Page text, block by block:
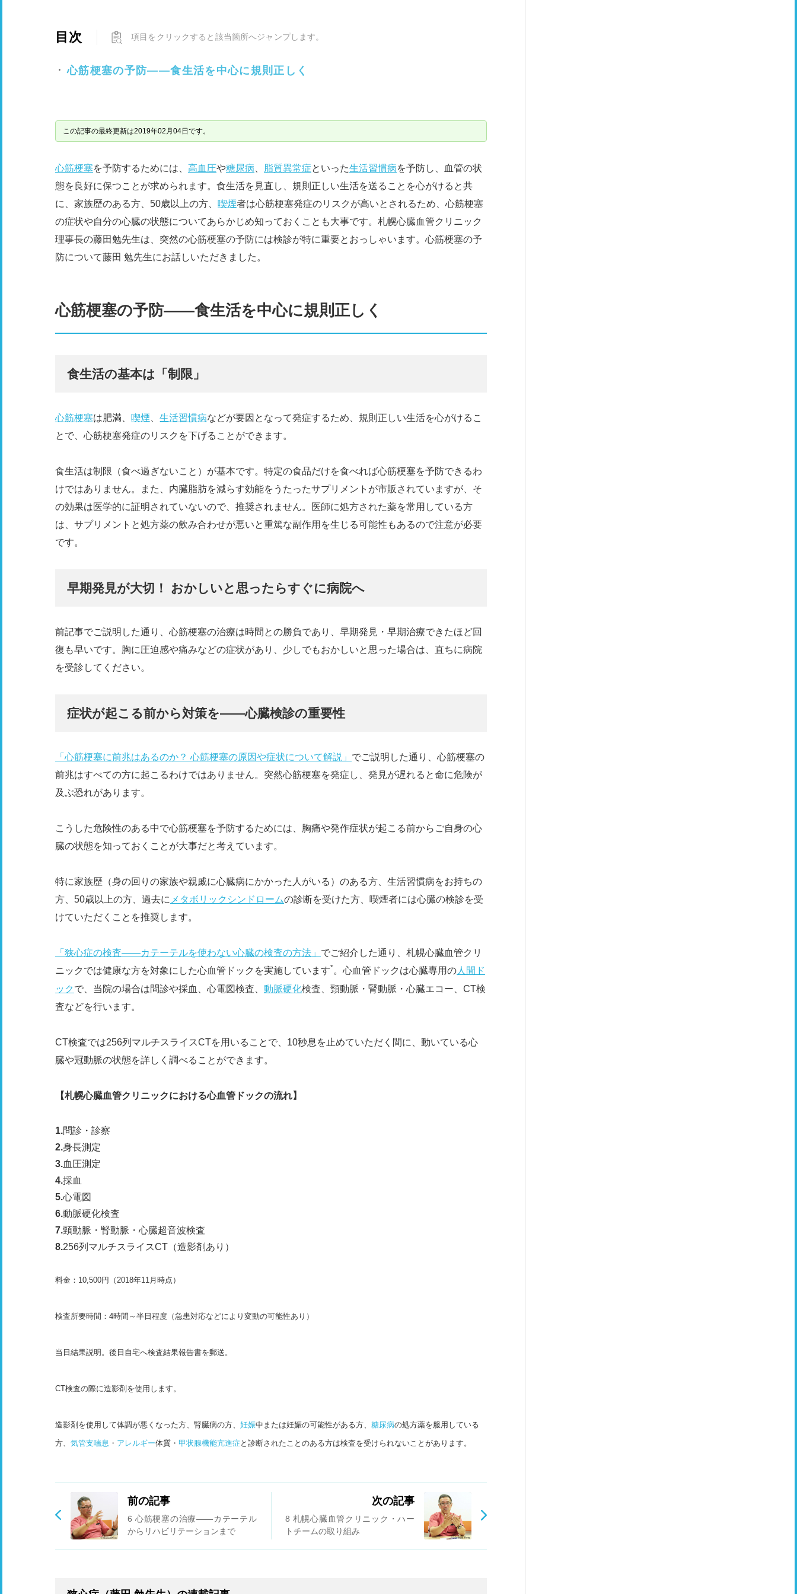
目次 項目をクリックすると該当箇所へジャンプします。
心筋梗塞の予防――​​食生活を中心に規則正しく
この記事の最終更新は2019年02月04日です。
心筋梗塞を予防するためには、 高血圧や糖尿病 脂質異常症といった生活習慣病を予防し、血管の状
態を良好に保つことが求められます。食生活を見直し、規則正しい生活を送ることを心がけると共
に、家族歴のある方、50歳以上の方、 喫煙者は心筋梗塞発症のリスクが高いとされるため、心筋梗塞
の症状や自分の心臓の状態についてあらかじめ知っておくことも大事です。札幌心臓血管クリニック
理事長の藤田勉先生は、突然の心筋梗塞の予防には検診が特に重要とおっしゃいます。心筋梗塞の予
防について藤田 勉先生にお話しいただきました。
心筋梗塞の予防――​​食生活を中心に規則正しく
食生活の基本は「制限」
心筋梗塞は肥満、 喫煙 生活習慣病などが要因となって発症するため、規則正しい生活を心がけるこ
とで、心筋梗塞発症のリスクを下げることができます。
食生活は制限（食べ過ぎないこと）が基本です。特定の食品だけを食べれば心筋梗塞を予防できるわ
けではありません。また、内臓脂肪を減らす効能をうたったサプリメントが市販されていますが、そ
の効果は医学的に証明されていないので、推奨されません。医師に処方された薬を常用している方
は、サプリメントと処方薬の飲み合わせが悪いと重篤な副作用を生じる可能性もあるので注意が必要
です。
早期発見が大切！ おかしいと思ったらすぐに病院へ
前記事でご説明した通り、心筋梗塞の治療は時間との勝負であり、早期発見・早期治療できたほど回
復も早いです。胸に圧迫感や痛みなどの症状があり、少しでもおかしいと思った場合は、直ちに病院
を受診してください。
症状が起こる前から対策を――​​心臓検診の重要性
「心筋梗塞に前兆はあるのか？ 心筋梗塞の原因や症状について解説」 でご説明した通り、心筋梗塞の
前兆はすべての方に起こるわけではありません。突然心筋梗塞を発症し、発見が遅れると命に危険が
及ぶ恐れがあります。
こうした危険性のある中で心筋梗塞を予防するためには、胸痛や発作症状が起こる前からご自身の心
臓の状態を知っておくことが大事だと考えています。
特に家族歴（身の回りの家族や親戚に心臓病にかかった人がいる）のある方、生活習慣病をお持ちの
方、50歳以上の方、過去に メタボリックシンドロームの診断を受けた方、喫煙者には心臓の検診を受
けていただくことを推奨します。
「狭心症の検査――​​カテーテルを使わない心臓の検査の方法」 でご紹介した通り、札幌心臓血管クリ
ニックでは健康な方を対象にした心血管ドックを実施しています*。心血管ドックは心臓専用の人間ド
ック で、当院の場合は問診や採血、心電図検査、 動脈硬化検査、頸動脈・腎動脈・心臓エコー、CT検
査などを行います。
CT検査では256列マルチスライスCTを用いることで、10秒息を止めていただく間に、動いている心
臓や冠動脈の状態を詳しく調べることができます。
【札幌心臓血管クリニックにおける心血管ドックの流れ】
問診・診察
身長測定
血圧測定
採血
心電図
動脈硬化検査
頸動脈・腎動脈・心臓超音波検査
256列マルチスライスCT（造影剤あり）
料金：10,500円（2018年11月時点）
検査所要時間：4時間～半日程度（急患対応などにより変動の可能性あり）
当日結果説明。後日自宅へ検査結果報告書を郵送。
CT検査の際に造影剤を使用します。
造影剤を使用して体調が悪くなった方、腎臓病の方、 妊娠中または妊娠の可能性がある方、 糖尿病の処方薬を服用している
方、 気管支喘息 ・ アレルギー体質・ 甲状腺機能亢進症 と診断されたことのある方は検査を受けられないことがあります。
前の記事
6 心筋梗塞の治療――​​カテーテル
からリハビリテーションまで
次の記事
8 札幌心臓血管クリニック・ハー
トチームの取り組み